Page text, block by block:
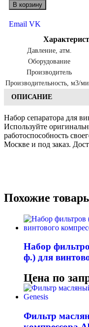
В корзину
Email VK
Давление, атм.
Оборудование
Производитель
Производительность, м3/
ОПИСАНИЕ
Набор сепаратора для
Используйте
работоспособность
Москве и под заказ.
Похожие
Набор
ф.) для
Цена по
Фильтр